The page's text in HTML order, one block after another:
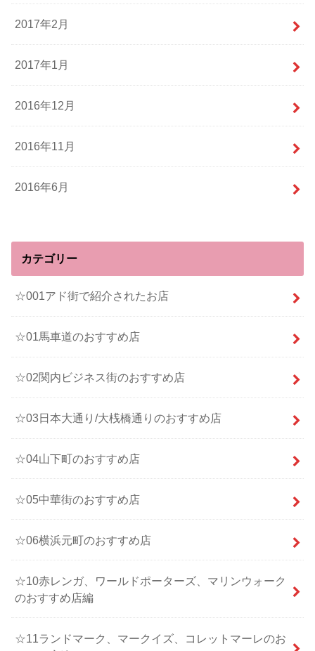
2017年2月
2017年1月
2016年12月
2016年11月
2016年6月
カテゴリー
☆001アド街で紹介されたお店
☆01馬車道のおすすめ店
☆02関内ビジネス街のおすすめ店
☆03日本大通り/大桟橋通りのおすすめ店
☆04山下町のおすすめ店
☆05中華街のおすすめ店
☆06横浜元町のおすすめ店
☆10赤レンガ、ワールドポーターズ、マリンウォーク
のおすすめ店編
☆11ランドマーク、マークイズ、コレットマーレのお